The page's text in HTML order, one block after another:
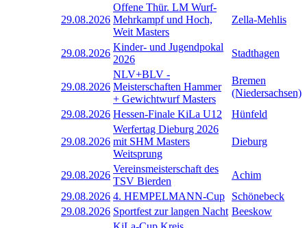
29.08.2026
Offene Thür. LM Wurf-
Mehrkampf und Hoch,
Weit Masters
Zella-Mehlis
29.08.2026
Kinder- und Jugendpokal
2026
Stadthagen
29.08.2026
NLV+BLV -
Meisterschaften Hammer
+ Gewichtwurf Masters
Bremen
(Niedersachsen)
29.08.2026 Hessen-Finale KiLa U12 Hünfeld
29.08.2026
Werfertag Dieburg 2026
mit SHM Masters
Weitsprung
Dieburg
29.08.2026
Vereinsmeisterschaft des
TSV Bierden
Achim
29.08.2026 4. HEMPELMANN-Cup
Schönebeck
29.08.2026 Sportfest zur langen Nacht Beeskow